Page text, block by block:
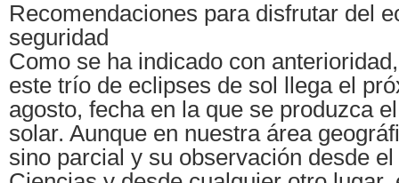
Recomendaciones para disfrutar del
seguridad
Como se ha indicado con
este trío de eclipses de sol llega el
agosto, fecha en la que se produzca
solar. Aunque en nuestra área
sino parcial y su observación desde